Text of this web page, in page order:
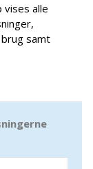
vises alle
samt